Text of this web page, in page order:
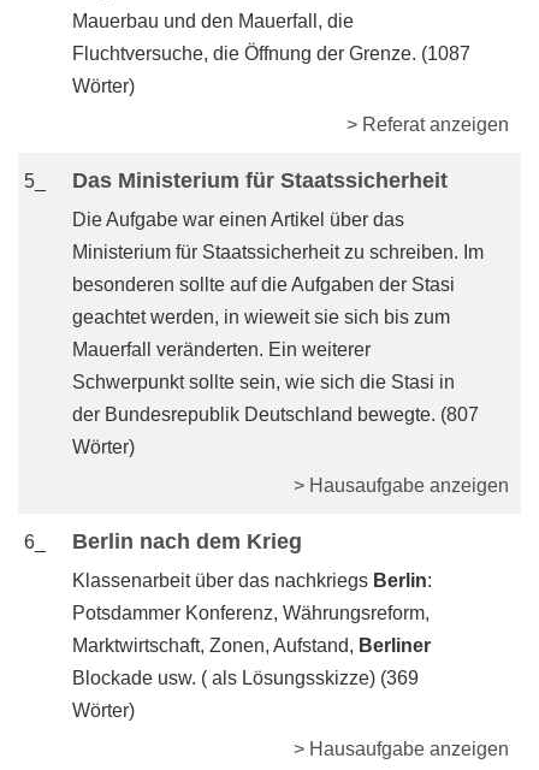
Mauerbau und den Mauerfall, die
Fluchtversuche, die Öffnung der Grenze. (1087
Wörter)
> Referat anzeigen
5_ Das Ministerium für Staatssicherheit
Die Aufgabe war einen Artikel über das
Ministerium für Staatssicherheit zu schreiben. Im
besonderen sollte auf die Aufgaben der Stasi
geachtet werden, in wieweit sie sich bis zum
Mauerfall veränderten. Ein weiterer
Schwerpunkt sollte sein, wie sich die Stasi in
der Bundesrepublik Deutschland bewegte. (807
Wörter)
> Hausaufgabe anzeigen
6_ Berlin nach dem Krieg
Klassenarbeit über das nachkriegs Berlin:
Potsdammer Konferenz, Währungsreform,
Marktwirtschaft, Zonen, Aufstand, Berliner
Blockade usw. ( als Lösungsskizze) (369
Wörter)
> Hausaufgabe anzeigen